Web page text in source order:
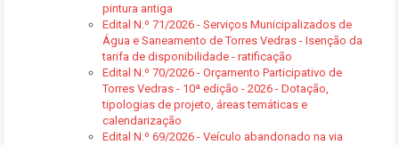
pintura antiga
Edital N.º 71/2026 - Serviços Municipalizados de
Água e Saneamento de Torres Vedras - Isenção da
tarifa de disponibilidade - ratificação
Edital N.º 70/2026 - Orçamento Participativo de
Torres Vedras - 10ª edição - 2026 - Dotação,
tipologias de projeto, áreas temáticas e
calendarização
Edital N.º 69/2026 - Veículo abandonado na via